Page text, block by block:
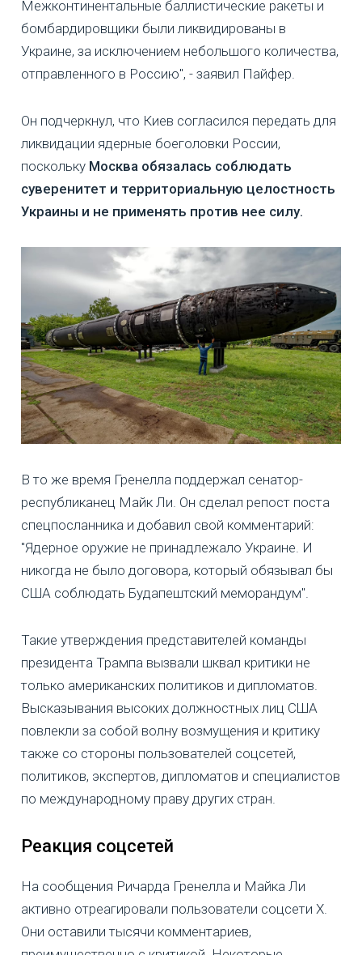
Межконтинентальные баллистические ракеты и
бомбардировщики были ликвидированы в
Украине, за исключением небольшого количества,
отправленного в Россию", - заявил Пайфер.
Он подчеркнул, что Киев согласился передать для
ликвидации ядерные боеголовки России,
поскольку Москва обязалась соблюдать
суверенитет и территориальную целостность
Украины и не применять против нее силу.
В то же время Гренелла поддержал сенатор-
республиканец Майк Ли. Он сделал репост поста
спецпосланника и добавил свой комментарий:
"Ядерное оружие не принадлежало Украине. И
никогда не было договора, который обязывал бы
США соблюдать Будапештский меморандум".
Такие утверждения представителей команды
президента Трампа вызвали шквал критики не
только американских политиков и дипломатов.
Высказывания высоких должностных лиц США
повлекли за собой волну возмущения и критику
также со стороны пользователей соцсетей,
политиков, экспертов, дипломатов и специалистов
по международному праву других стран.
Реакция соцсетей
На сообщения Ричарда Гренелла и Майка Ли
активно отреагировали пользователи соцсети X.
Они оставили тысячи комментариев,